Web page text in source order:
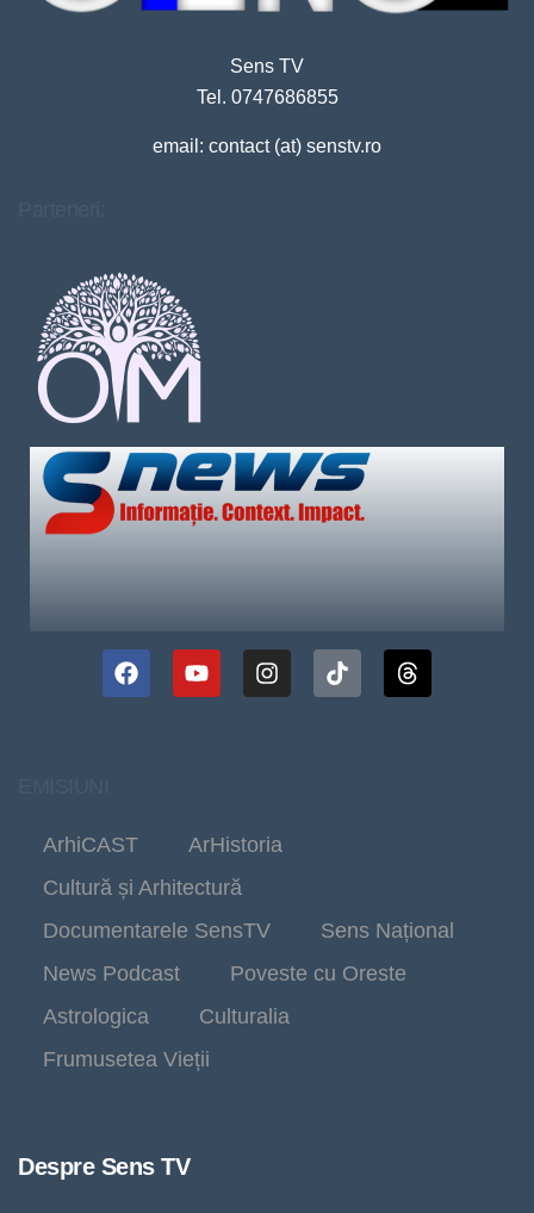
Sens TV
Tel. 0747686855
email: contact (at) senstv.ro
ArhiCAST
ArHistoria
Cultură și Arhitectură
Documentarele SensTV
Sens Național
News Podcast
Poveste cu Oreste
Astrologica
Culturalia
Frumusetea Vieții
Despre Sens TV